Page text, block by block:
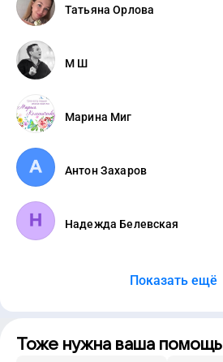
Татьяна Орлова
М Ш
Марина Миг
Антон Захаров
Надежда Белевская
Показать ещё
Тоже нужна ваша помощь